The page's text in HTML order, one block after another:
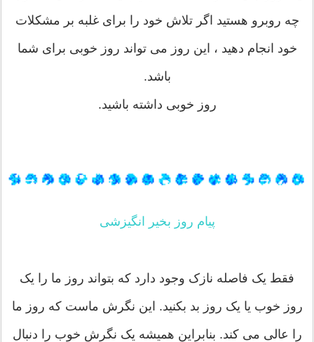
چه روبرو هستید اگر تلاش خود را برای غلبه بر مشکلات
خود انجام دهید ، این روز می تواند روز خوبی برای شما
باشد.
روز خوبی داشته باشید.
پیام روز بخیر انگیزشی
فقط یک فاصله نازک وجود دارد که بتواند روز ما را یک
روز خوب یا یک روز بد بکنید. این نگرش ماست که روز ما
را عالی می کند. بنابراین همیشه یک نگرش خوب را دنبال